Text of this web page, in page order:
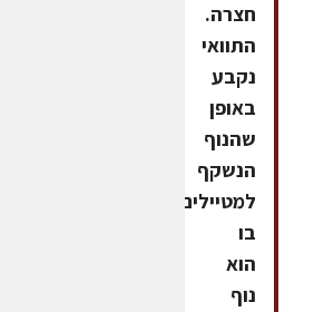
חצרה.
התוואי
נקבע
באופן
שהנוף
הנשקף
למטיילים
בו
הוא
נוף